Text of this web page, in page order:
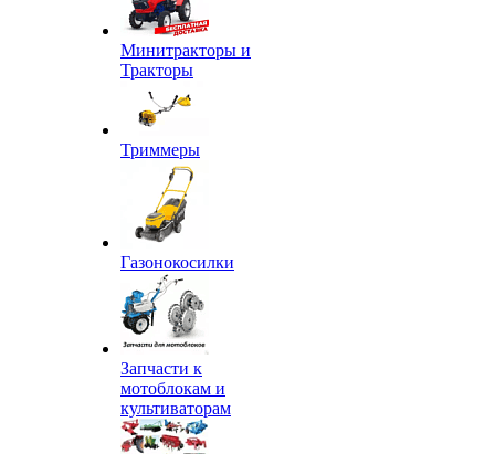
Минитракторы и
Тракторы
Триммеры
Газонокосилки
Запчасти к
мотоблокам и
культиваторам